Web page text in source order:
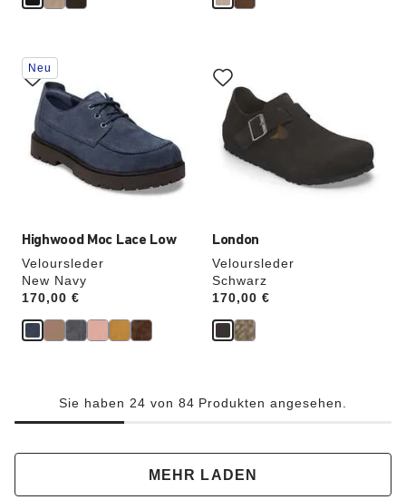
Highwood Moc Lace Low
Veloursleder
New Navy
Price:
170,00 €
Durch
Anklicken
der
Farben
werden
die
Produktbilder
aktualisiert.
Neu
London
Veloursleder
Schwarz
Price:
170,00 €
Anklicken
der
Farben
werden
die
Produktbilder
aktualisiert.
Sie haben 24 von 84 Produkten angesehen.
MEHR LADEN